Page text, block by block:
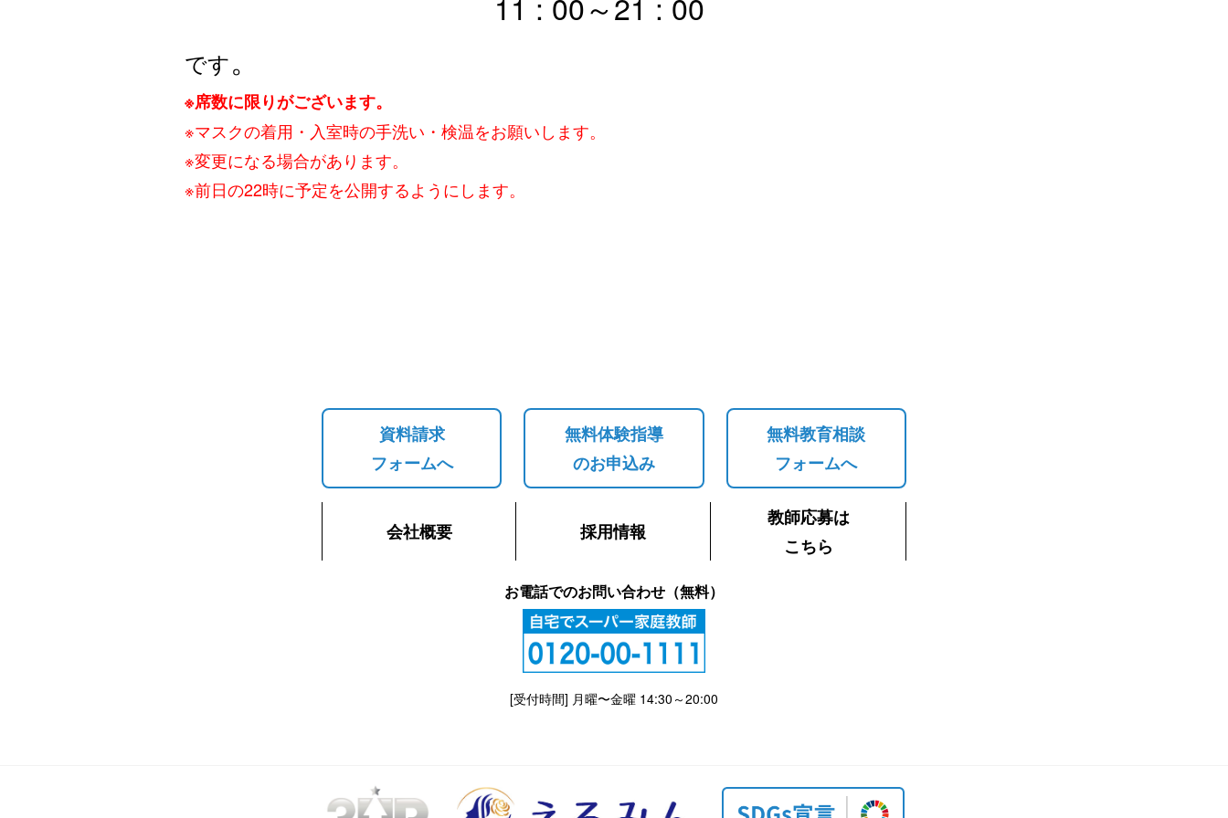
です。
※席数に限りがございます。
※マスクの着用・入室時の手洗い・検温をお願いします。
※変更になる場合があります。
※前日の22時に予定を公開するようにします。
資料請求
フォームへ
無料体験指導
のお申込み
無料教育相談
フォームへ
会社概要 採用情報
教師応募は
こちら
お電話でのお問い合わせ（無料）
[受付時間] 月曜〜金曜 14:30～20:00